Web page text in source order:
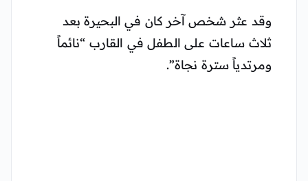
وقد عثر شخص آخر كان في البحيرة بعد
ثلاث ساعات على الطفل في القارب “نائماً
ومرتدياً سترة نجاة”.